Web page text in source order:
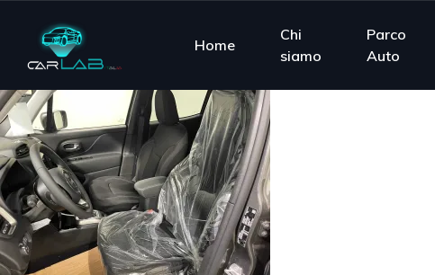
Home
Chi
siamo
Parco
Auto